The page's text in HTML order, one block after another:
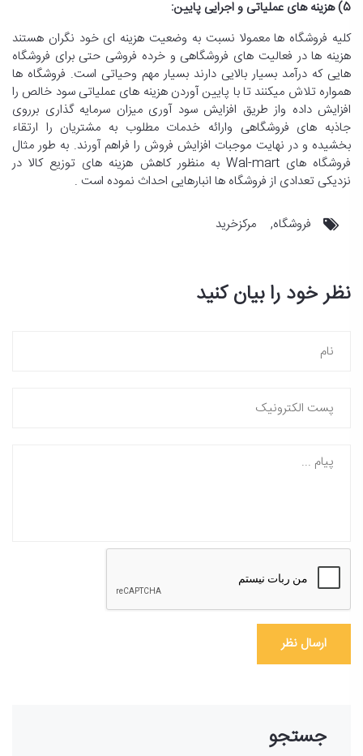
5) هزینه های عملیاتی و اجرایی پایین:
کلیه فروشگاه ها معمولا نسبت به وضعیت هزینه ای خود نگران هستند
هزینه ها در فعالیت های فروشگاهی و خرده فروشی حتی برای فروشگاه
هایی که درآمد بسیار بالایی دارند بسیار مهم وحیاتی است. فروشگاه ها
همواره تلاش میکنند تا با پایین آوردن هزینه های عملیاتی سود خالص را
افزایش داده واز طریق افزایش سود آوری میزان سرمایه گذاری برروی
جاذبه های فروشگاهی وارائه خدمات مطلوب به مشتریان را ارتقاء
بخشیده و در نهایت موجبات افزایش فروش را فراهم آورند. به طور مثال
فروشگاه های Wal-mart به منظور کاهش هزینه های توزیع کالا در
نزدیکی تعدادی از فروشگاه ها انبارهایی احداث نموده است .
فروشگاه مرکزخرید
نظر خود را بیان کنید
جستجو